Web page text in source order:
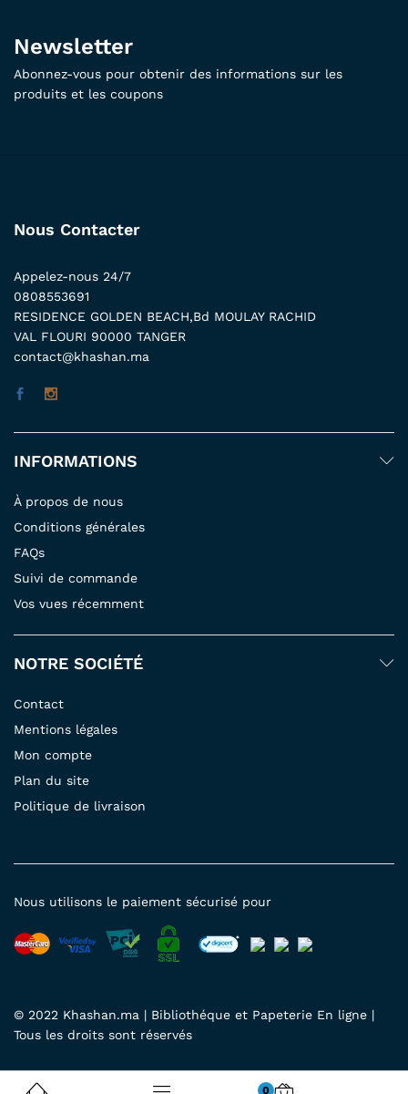
Newsletter
Abonnez-vous pour obtenir des informations sur les
produits et les coupons
Nous Contacter
Appelez-nous 24/7
0808553691
RESIDENCE GOLDEN BEACH,Bd MOULAY RACHID
VAL FLOURI 90000 TANGER
contact@khashan.ma
INFORMATIONS
À propos de nous
Conditions générales
FAQs
Suivi de commande
Vos vues récemment
NOTRE SOCIÉTÉ
Contact
Mentions légales
Mon compte
Plan du site
Politique de livraison
© 2022 Khashan.ma | Bibliothéque et Papeterie En ligne |
Tous les droits sont réservés
Nous utilisons le paiement sécurisé pour
0